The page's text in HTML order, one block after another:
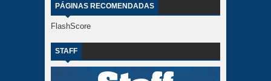
PÁGINAS RECOMENDADAS
FlashScore
STAFF